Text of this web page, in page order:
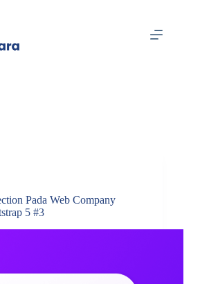
Pada Web Company
5 #3